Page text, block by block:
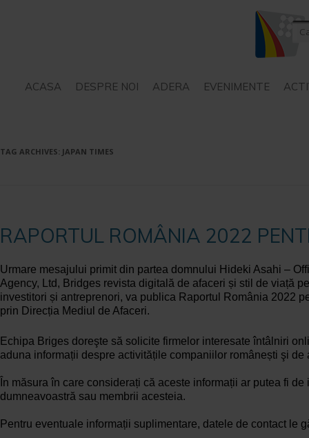
ACASA DESPRE NOI
SERVICII – CONSILIERE
ADERA EVENIMENTE
TAG ARCHIVES: JAPAN TIMES
RAPORTUL ROMÂNIA 2022
Urmare mesajului primit din partea domnului Hideki Asahi –
Agency, Ltd, Bridges revista digitală de afaceri și stil de viață
investitori și antreprenori, va publica Raportul România 2022
prin Direcția Mediul de Afaceri.
Echipa Briges doreşte să solicite firmelor interesate întâlniri
aduna informații despre activitățile companiilor românești şi
În măsura în care considerați că aceste informații ar putea fi
dumneavoastră sau membrii acesteia.
Pentru eventuale informații suplimentare, datele de contact le